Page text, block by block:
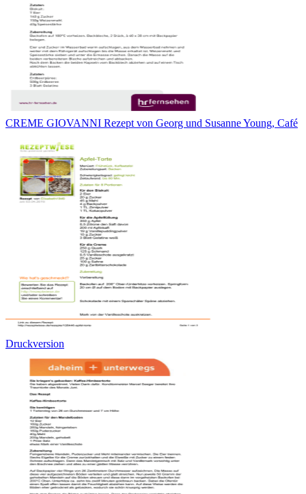
CREME GIOVANNI Rezept von Georg und Susanne Young, Café
Druckversion